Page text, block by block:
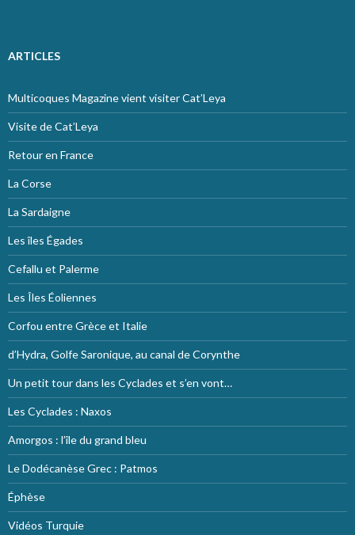
ARTICLES
Multicoques Magazine vient visiter Cat’Leya
Visite de Cat’Leya
Retour en France
La Corse
La Sardaigne
Les îles Égades
Cefallu et Palerme
Les Îles Éoliennes
Corfou entre Grèce et Italie
d’Hydra, Golfe Saronique, au canal de Corynthe
Un petit tour dans les Cyclades et s’en vont…
Les Cyclades : Naxos
Amorgos : l’île du grand bleu
Le Dodécanèse Grec : Patmos
Éphèse
Vidéos Turquie